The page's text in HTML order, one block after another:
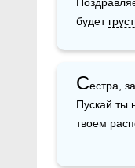
будет
Сестра,
Пускай ты
твоем